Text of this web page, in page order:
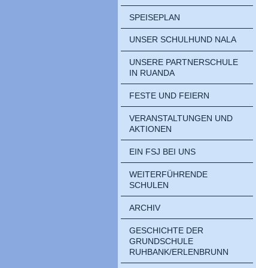
SPEISEPLAN
UNSER SCHULHUND NALA
UNSERE PARTNERSCHULE
IN RUANDA
FESTE UND FEIERN
VERANSTALTUNGEN UND
AKTIONEN
EIN FSJ BEI UNS
WEITERFÜHRENDE
SCHULEN
ARCHIV
GESCHICHTE DER
GRUNDSCHULE
RUHBANK/ERLENBRUNN